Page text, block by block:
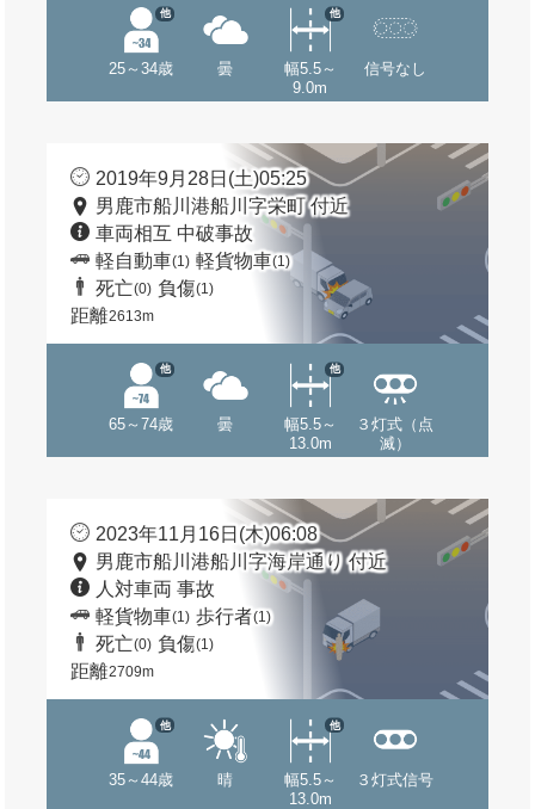
25～34歳
他
曇
幅5.5～
9.0m
他
信号なし
2019年9月28日(土)05:25
男鹿市船川港船川字栄町 付近
車両相互 中破事故
軽自動車(1) 軽貨物車(1)
死亡(0) 負傷(1)
距離2613m
65～74歳
他
曇
幅5.5～
13.0m
他
３灯式（点
滅）
2023年11月16日(木)06:08
男鹿市船川港船川字海岸通り 付近
人対車両 事故
軽貨物車(1) 歩行者(1)
死亡(0) 負傷(1)
距離2709m
35～44歳
他
晴
幅5.5～
13.0m
他
３灯式信号